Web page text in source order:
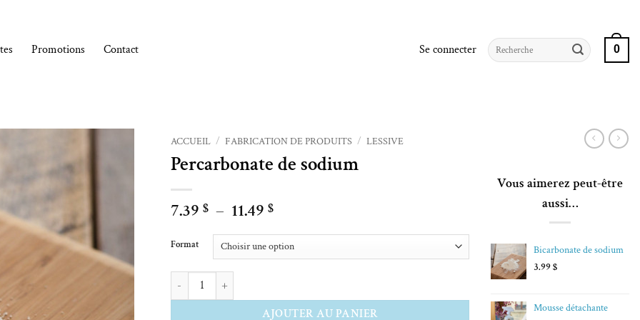
Promotions Contact Se connecter
Recherche
pour :
0
Ajouter à la liste de souhaits
ACCUEIL / FABRICATION DE PRODUITS / LESSIVE
Percarbonate de sodium
7.39 $ – 11.49 $Plage
prix :
7.39 $
11.49 $
Format
quantité de Percarbonate de sodium
AJOUTER AU PANIER
Alternative:
Vous aimerez peut-être
aussi…
Bicarbonate de sodium
3.99$
Mousse détachante